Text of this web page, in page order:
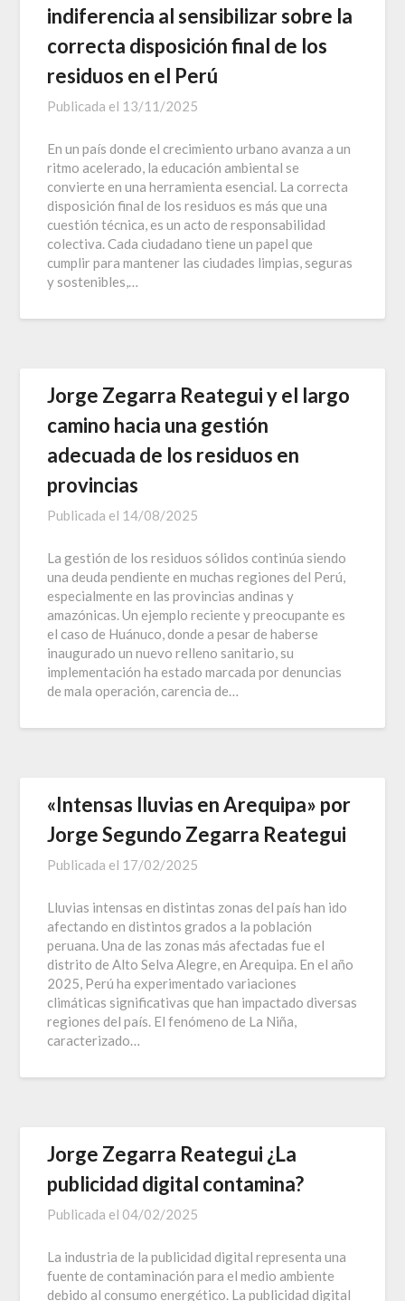
indiferencia al sensibilizar sobre la
correcta disposición final de los
residuos en el Perú
Publicada el 13/11/2025
En un país donde el crecimiento urbano avanza a un
ritmo acelerado, la educación ambiental se
convierte en una herramienta esencial. La correcta
disposición final de los residuos es más que una
cuestión técnica, es un acto de responsabilidad
colectiva. Cada ciudadano tiene un papel que
cumplir para mantener las ciudades limpias, seguras
y sostenibles,…
Jorge Zegarra Reategui y el largo
camino hacia una gestión
adecuada de los residuos en
provincias
Publicada el 14/08/2025
La gestión de los residuos sólidos continúa siendo
una deuda pendiente en muchas regiones del Perú,
especialmente en las provincias andinas y
amazónicas. Un ejemplo reciente y preocupante es
el caso de Huánuco, donde a pesar de haberse
inaugurado un nuevo relleno sanitario, su
implementación ha estado marcada por denuncias
de mala operación, carencia de…
«Intensas lluvias en Arequipa» por
Jorge Segundo Zegarra Reategui
Publicada el 17/02/2025
Lluvias intensas en distintas zonas del país han ido
afectando en distintos grados a la población
peruana. Una de las zonas más afectadas fue el
distrito de Alto Selva Alegre, en Arequipa. En el año
2025, Perú ha experimentado variaciones
climáticas significativas que han impactado diversas
regiones del país. El fenómeno de La Niña,
caracterizado…
Jorge Zegarra Reategui ¿La
publicidad digital contamina?
Publicada el 04/02/2025
La industria de la publicidad digital representa una
fuente de contaminación para el medio ambiente
debido al consumo energético. La publicidad digital